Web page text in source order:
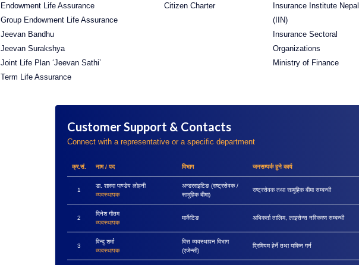
Endowment Life Assurance
Group Endowment Life Assurance
Jeevan Bandhu
Jeevan Surakshya
Joint Life Plan ‘Jeevan Sathi’
Term Life Assurance
Citizen Charter
Insurance Institute Nepal
(IIN)
Insurance Sectoral
Organizations
Ministry of Finance
Customer Support & Contacts
Connect with a representative or a specific department
क्र.सं. नाम / पद विभाग जनसम्पर्क हुने कार्य
1
डा. शारदा पाण्डेय लोहनी
व्यवस्थापक
अन्डरराइटिङ (राष्ट्रसेवक /
सामूहिक बीमा)
राष्ट्रसेवक तथा सामूहिक बीमा सम्बन्धी
2
दिनेश गौतम
व्यवस्थापक
मार्केटिङ अभिकर्ता तालिम, लाइसेन्स नविकरण सम्बन्धी
3
विन्दु शर्मा
व्यवस्थापक
वित्त व्यवस्थापन विभाग
(एजेन्सी)
प्रिमियम हेर्ने तथा यकिन गर्न